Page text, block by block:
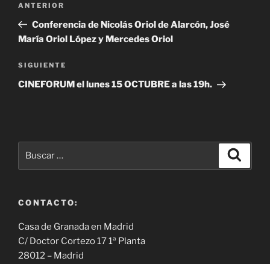
entradas
Entrada
anterior:
ANTERIOR
Conferencia de Nicolás Oriol de Alarcón, José
María Oriol López y Mercedes Oriol
Siguiente
entrada
SIGUIENTE
CINEFORUM el lunes 15 OCTUBRE a las 19h.
CONTACTO:
Casa de Granada en Madrid
C/ Doctor Cortezo 17 1ª Planta
28012 – Madrid